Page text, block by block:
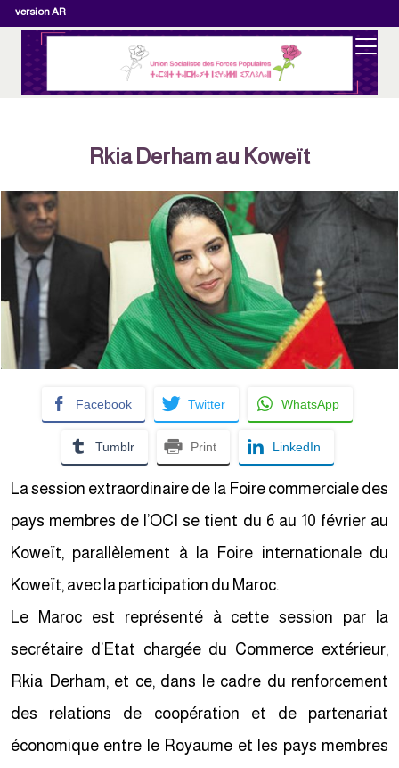
version AR
Rkia Derham au Koweït
Facebook Twitter WhatsApp
Tumblr Print LinkedIn
La session extraordinaire de la Foire commerciale des
pays membres de l’OCI se tient du 6 au 10 février au
Koweït, parallèlement à la Foire internationale du
Koweït, avec la participation du Maroc.
Le Maroc est représenté à cette session par la
secrétaire d’Etat chargée du Commerce extérieur,
Rkia Derham, et ce, dans le cadre du renforcement
des relations de coopération et de partenariat
économique entre le Royaume et les pays membres